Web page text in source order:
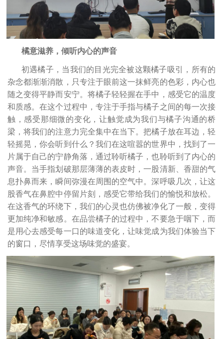
橘意滋养，倾听内心的声音
初遇橘子，当我们的目光完全被这颗橘子吸引，所有的
杂念都渐渐消散，只专注于眼前这一抹鲜亮的色彩，内心也
随之变得平静而安宁。将橘子轻轻握在手中，感受它的温度
和质感。在这个过程中，专注于手指与橘子之间的每一次接
触，感受那细微的变化，让触觉成为我们与橘子沟通的桥
梁，将我们的注意力完全集中在当下。把橘子放在耳边，轻
轻摇晃，你会听到什么？我们在这喧嚣的世界中，找到了一
片属于自己的宁静角落，通过聆听橘子，也聆听到了内心的
声音。当手指划破那层薄薄的表皮时，一股清新、香甜的气
息扑鼻而来，瞬间弥漫在周围的空气中。深呼吸几次，让这
股香气在鼻腔中停留片刻，感受它带给我们的愉悦和放松。
在这香气的环绕下，我们的心灵也仿佛被净化了一般，变得
更加纯净和敏感。在品尝橘子的过程中，不要急于咽下，而
是用心去感受每一口的味道变化，让味觉成为我们体验当下
的窗口，尽情享受这场味觉的盛宴。